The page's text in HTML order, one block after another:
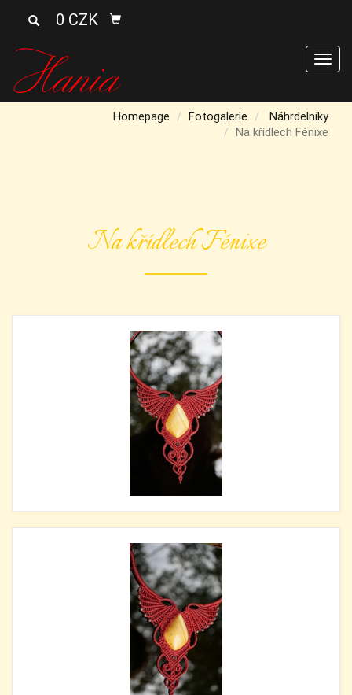
0 CZK
Homepage Fotogalerie
Náhrdelníky
Na křídlech Fénixe
Na křídlech Fénixe